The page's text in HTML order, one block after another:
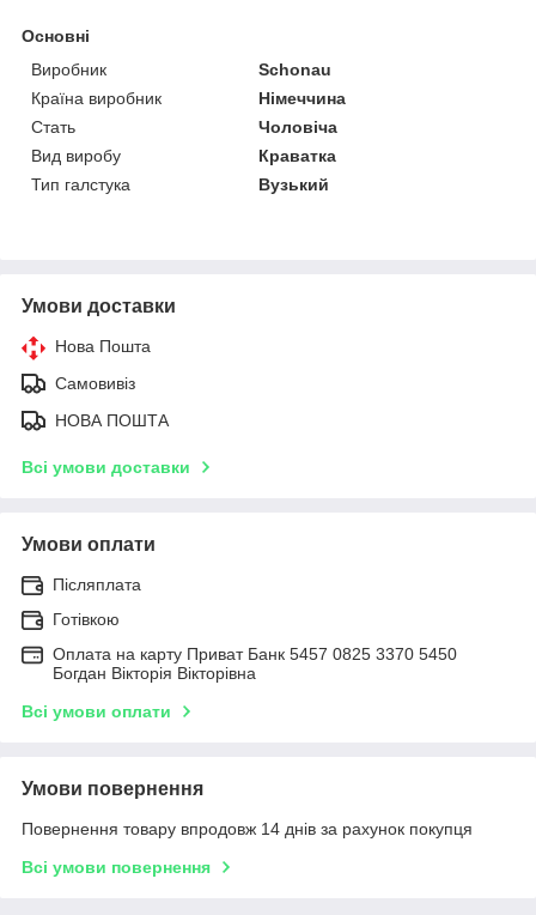
Основні
Виробник
Schonau
Країна виробник
Німеччина
Стать
Чоловіча
Вид виробу
Краватка
Тип галстука
Вузький
Умови доставки
Нова Пошта
Самовивіз
НОВА ПОШТА
Всі умови доставки
Умови оплати
Післяплата
Готівкою
Оплата на карту Приват Банк 5457 0825 3370 5450
Богдан Вікторія Вікторівна
Всі умови оплати
Умови повернення
Повернення товару впродовж 14 днів за рахунок покупця
Всі умови повернення